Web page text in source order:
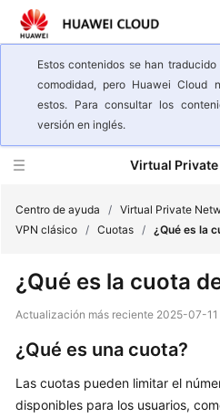
Estos contenidos se han
comodidad, pero Huawei Cloud
estos. Para consultar los
versión en inglés.
Virtual
general
del
iniciales
Centro de ayuda / Virtual Private
VPN clásico / Cuotas / ¿Qué es la
¿Qué es la cuota
Actualización más reciente 2025-07-
¿Qué es una cuota?
Las cuotas pueden limitar el
disponibles para los usuarios,